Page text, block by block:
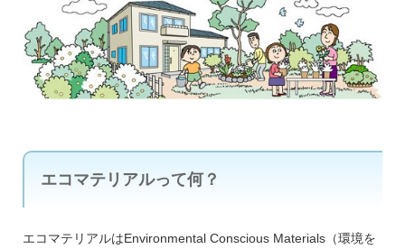
エコマテリアルって何？
エコマテリアルはEnvironmental Conscious Materials（環境を